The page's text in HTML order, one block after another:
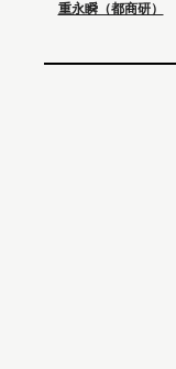
重永瞬（都商研）